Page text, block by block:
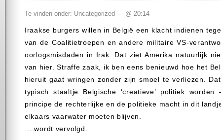
Te vinden onder: Uncategorized — @ 20:14
Iraakse burgers willen in België een klacht indienen
van de Coalitietroepen en andere militaire VS-
oorlogsmisdaden in Irak. Dat ziet Amerika natuurlijk
van hier. Straffe zaak, ik ben eens benieuwd hoe het
hieruit gaat wringen zonder zijn smoel te verliezen.
typisch staaltje Belgische ‘creatieve’ politiek
principe de rechterlijke en de politieke macht in dit
elkaars vaarwater moeten blijven.
….wordt vervolgd.